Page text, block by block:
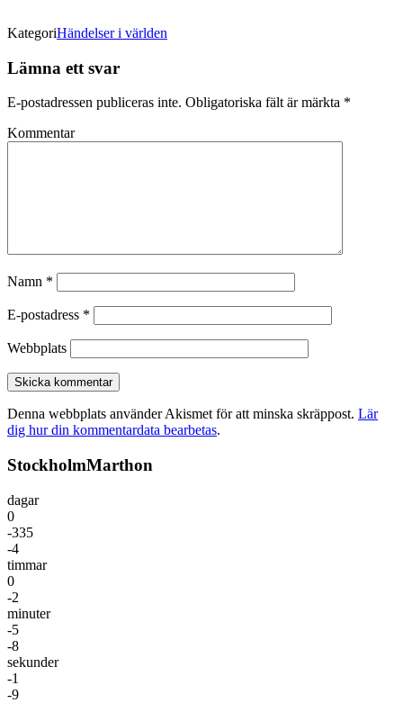
KategoriHändelser i världen
Lämna ett svar
E-postadressen publiceras inte. Obligatoriska fält är märkta *
Kommentar
Namn *
E-postadress *
Webbplats
Denna webbplats använder Akismet för att minska skräppost. Lär
dig hur din kommentardata bearbetas.
StockholmMarthon
dagar
0
-335
-4
timmar
0
-2
minuter
-5
-8
sekunder
-1
-9